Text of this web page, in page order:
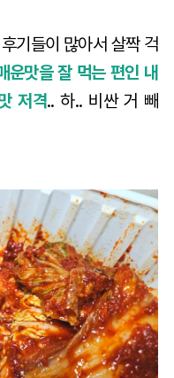
기들이 많아서 살짝 걱
운맛을 잘 먹는 편인 내
저격.. 하.. 비싼 거 빼